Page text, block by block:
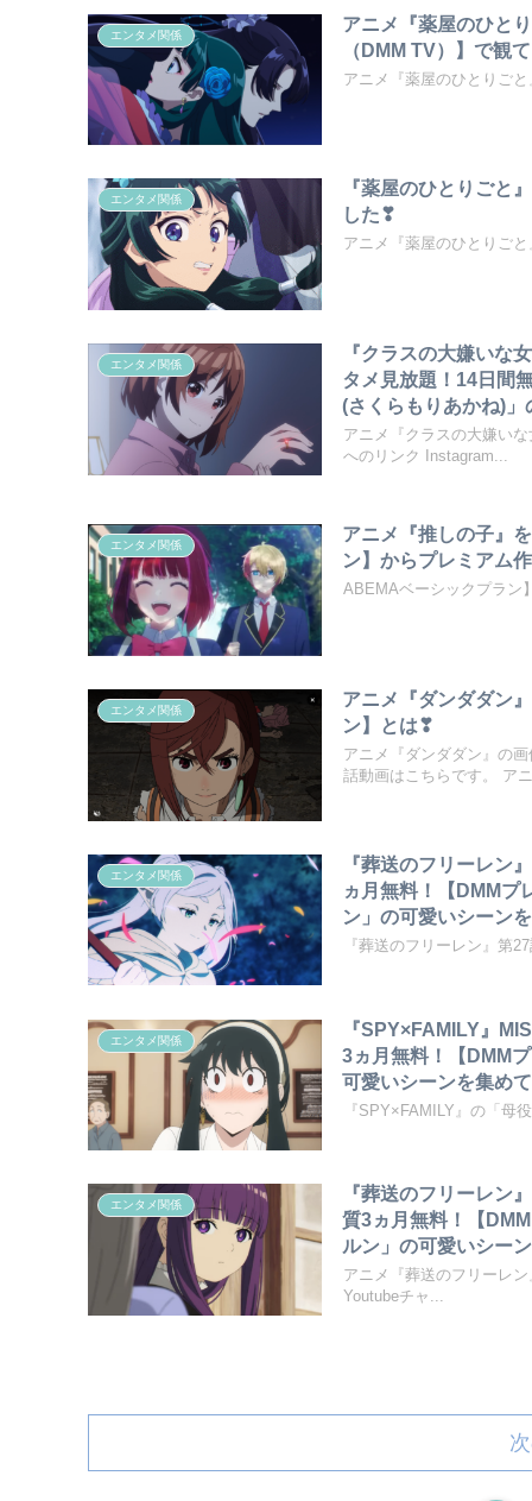
エンタメ関係
アニメ『薬屋のひと
（DMM TV）】で観
アニメ『薬屋のひとりご
エンタメ関係
『薬屋のひとりごと
した❣
アニメ『薬屋のひとりご
エンタメ関係
『クラスの大嫌いな
タメ見放題！14日間
(さくらもりあかね)
アニメ『クラスの大嫌い
へのリンク Instagram...
エンタメ関係
アニメ『推しの子』
ン】からプレミアム
ABEMAベーシックプラン
エンタメ関係
アニメ『ダンダダン
ン】とは❣
アニメ『ダンダダン』の
話動画はこちらです。 ア
エンタメ関係
『葬送のフリーレン
ヵ月無料！【DMMプ
ン」の可愛いシーン
『葬送のフリーレン』第
エンタメ関係
『SPY×FAMILY』
3ヵ月無料！【DMM
可愛いシーンを集め
『SPY×FAMILY』の「母
エンタメ関係
『葬送のフリーレン
質3ヵ月無料！【
ルン」の可愛いシー
アニメ『葬送のフリーレ
Youtubeチャ...